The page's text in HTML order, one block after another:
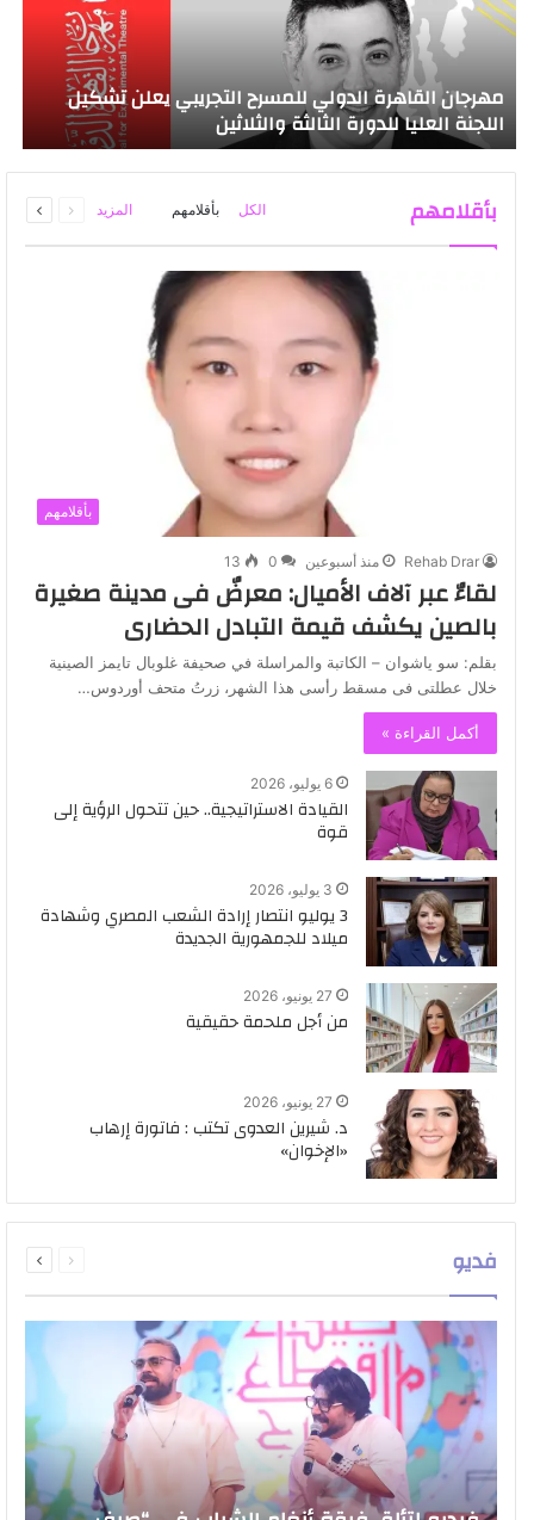
مهرجان القاهرة الدولي للمسرح التجريبي يعلن تشكيل
اللجنة العليا للدورة الثالثة والثلاثين
بأقلامهم الكل بأقلامهم المزيد
الصفحة الصفحة
بأقلامهم
Rehab Drar منذ أسبوعين 0
13
لقاءٌ عبر آلاف الأميال: معرضٌ فى مدينة صغيرة
بالصين يكشف قيمة التبادل الحضارى
بقلم: سو ياشوان – الكاتبة والمراسلة في صحيفة غلوبال تايمز الصينية
خلال عطلتى فى مسقط رأسى هذا الشهر، زرتُ متحف أوردوس…
أكمل القراءة »
6 يوليو، 2026
القيادة الاستراتيجية.. حين تتحول الرؤية إلى
قوة
3 يوليو، 2026
3 يوليو انتصار إرادة الشعب المصري وشهادة
ميلاد للجمهورية الجديدة
27 يونيو، 2026
من أجل ملحمة حقيقية
27 يونيو، 2026
د. شيرين العدوى تكتب : فاتورة إرهاب
«الإخوان»
فديو
الصفحة